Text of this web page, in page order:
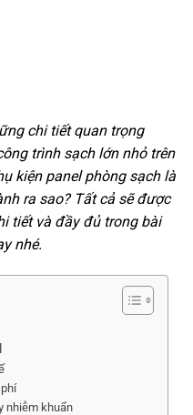
chi tiết quan trọng
trình sạch lớn nhỏ trên
kiện panel phòng sạch là
ra sao? Tất cả sẽ được
tiết và đầy đủ trong bài
nhé.
nhiễm khuẩn